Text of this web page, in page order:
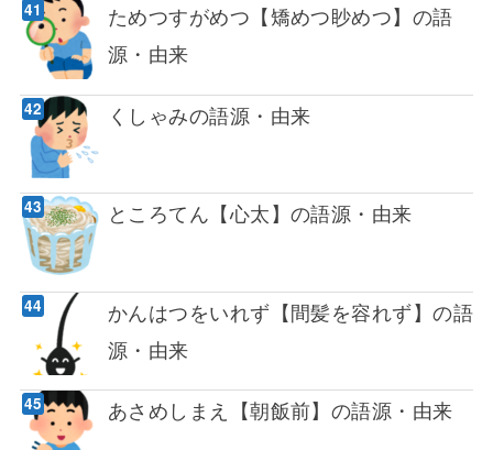
ためつすがめつ【矯めつ眇めつ】の語
源・由来
くしゃみの語源・由来
ところてん【心太】の語源・由来
かんはつをいれず【間髪を容れず】の語
源・由来
あさめしまえ【朝飯前】の語源・由来